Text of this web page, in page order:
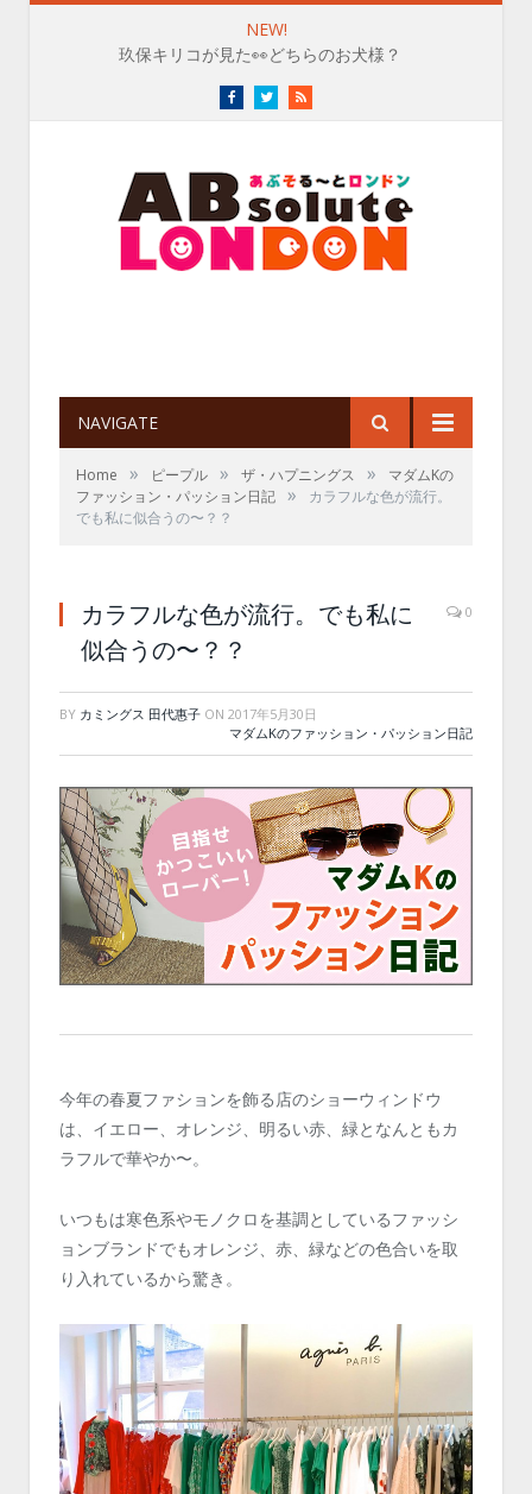
NEW!
玖保キリコが見た👀どちらのお犬様？
FacebookTwitterRSS
NAVIGATE
Home » ピープル » ザ・ハプニングス »
マダムKの
ファッション・パッション日記 »
カラフルな色が流行。
でも私に似合うの〜？？
カラフルな色が流行。でも私に
似合うの〜？？
0
BY カミングス 田代惠子 ON 2017年5月30日
マダムKのファッション・パッション日記
今年の春夏ファションを飾る店のショーウィンドウ
は、イエロー、オレンジ、明るい赤、緑となんともカ
ラフルで華やか〜。
いつもは寒色系やモノクロを基調としているファッシ
ョンブランドでもオレンジ、赤、緑などの色合いを取
り入れているから驚き。